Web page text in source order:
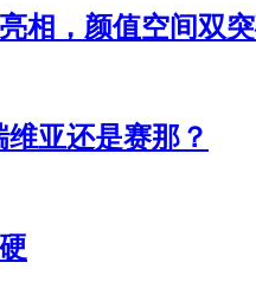
相，颜值空间双
亚还是赛那？